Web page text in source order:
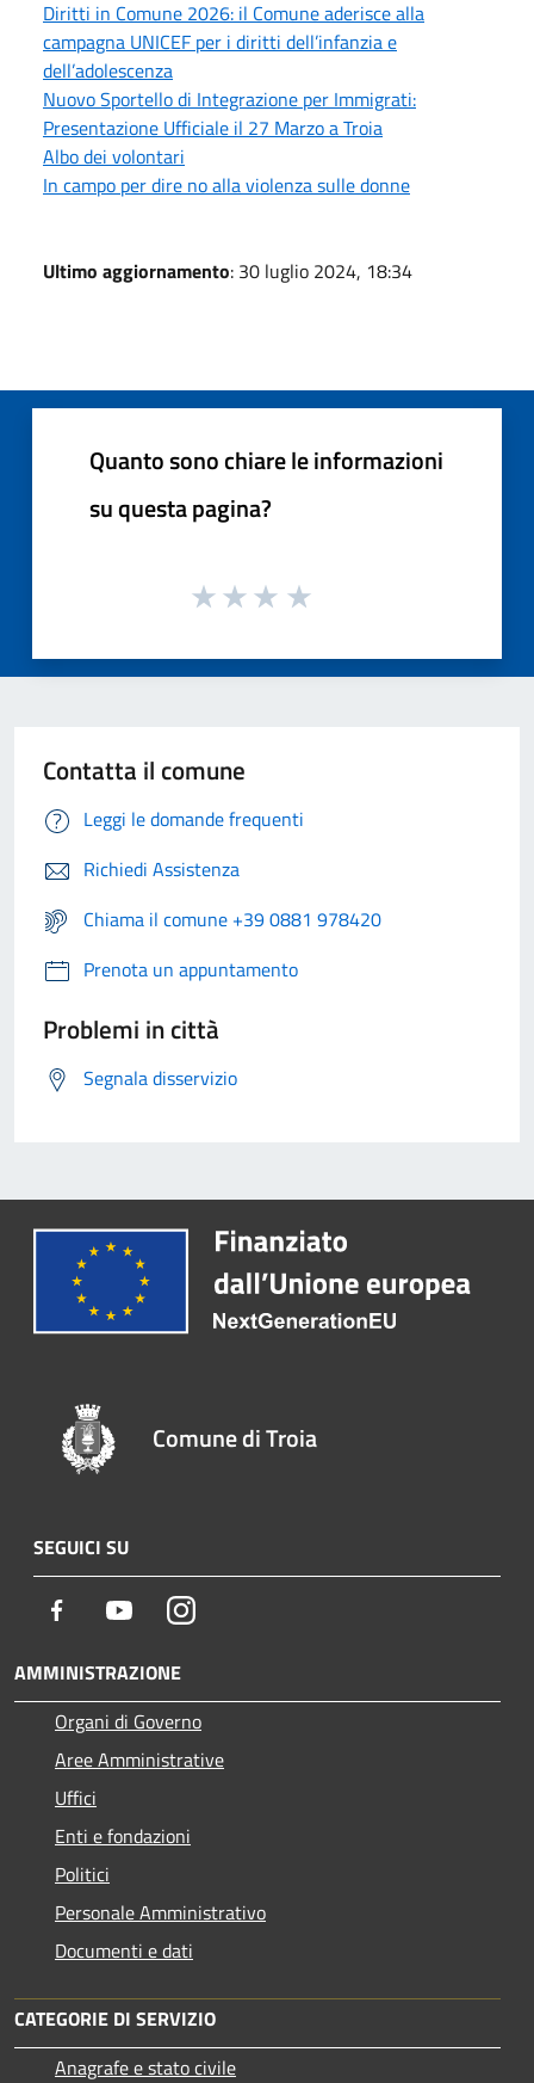
Diritti in Comune 2026: il Comune aderisce alla
campagna UNICEF per i diritti dell’infanzia e
dell’adolescenza
Nuovo Sportello di Integrazione per Immigrati:
Presentazione Ufficiale il 27 Marzo a Troia
Albo dei volontari
In campo per dire no alla violenza sulle donne
Ultimo aggiornamento: 30 luglio 2024, 18:34
Quanto sono chiare le informazioni
su questa pagina?
Contatta il comune
Leggi le domande frequenti
Richiedi Assistenza
Chiama il comune +39 0881 978420
Prenota un appuntamento
Problemi in città
Segnala disservizio
Comune di Troia
SEGUICI SU
Facebook YoutubeInstagram
AMMINISTRAZIONE
Organi di Governo
Aree Amministrative
Uffici
Enti e fondazioni
Politici
Personale Amministrativo
Documenti e dati
CATEGORIE DI SERVIZIO
Anagrafe e stato civile